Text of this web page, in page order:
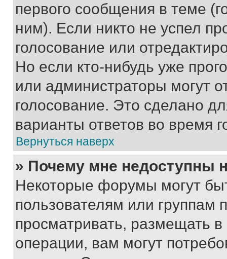
первого сообщения в теме
ним). Если никто не успел
голосование или
Но если кто-нибудь уже
или администраторы могут
голосование. Это сделано
варианты ответов во время
Вернуться наверх
» Почему мне недоступны
Некоторые форумы могут
пользователям или группам
просматривать, размещать
операции, вам могут